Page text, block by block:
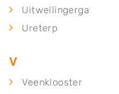
Uitwellingerga
Ureterp
V
Veenklooster